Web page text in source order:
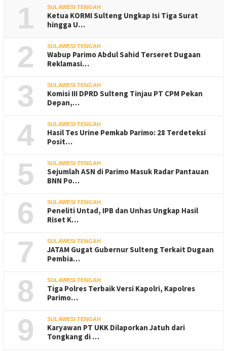
1 SULAWESI TENGAH
Ketua KORMI Sulteng Ungkap Isi Tiga Surat
hingga U…
2 SULAWESI TENGAH
Wabup Parimo Abdul Sahid Terseret Dugaan
Reklamasi…
3 SULAWESI TENGAH
Komisi III DPRD Sulteng Tinjau PT CPM Pekan
Depan,…
4 SULAWESI TENGAH
Hasil Tes Urine Pemkab Parimo: 28 Terdeteksi
Posit…
5 SULAWESI TENGAH
Sejumlah ASN di Parimo Masuk Radar Pantauan
BNN Po…
6 SULAWESI TENGAH
Peneliti Untad, IPB dan Unhas Ungkap Hasil
Riset K…
7 SULAWESI TENGAH
JATAM Gugat Gubernur Sulteng Terkait Dugaan
Pembia…
8 SULAWESI TENGAH
Tiga Polres Terbaik Versi Kapolri, Kapolres
Parimo…
9 SULAWESI TENGAH
Karyawan PT UKK Dilaporkan Jatuh dari
Tongkang di …